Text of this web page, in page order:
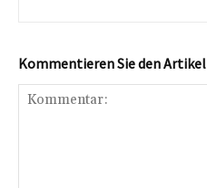
Kommentieren Sie den Artikel